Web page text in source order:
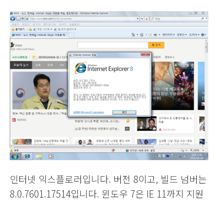
인터넷 익스플로러입니다. 버전 8이고, 빌드 넘버는
8.0.7601.17514입니다. 윈도우 7은 IE 11까지 지원